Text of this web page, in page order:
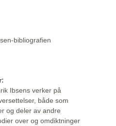
bibliografien
Ibsens verker på
både som
og deler av andre
over og omdiktninger